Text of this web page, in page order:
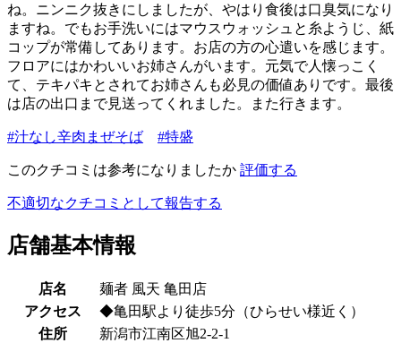
ね。ニンニク抜きにしましたが、やはり食後は口臭気になり
ますね。でもお手洗いにはマウスウォッシュと糸ようじ、紙
コップが常備してあります。お店の方の心遣いを感じます。
フロアにはかわいいお姉さんがいます。元気で人懐っこく
て、テキパキとされてお姉さんも必見の価値ありです。最後
は店の出口まで見送ってくれました。また行きます。
#汁なし辛肉まぜそば #特盛
このクチコミは参考になりましたか 評価する
不適切なクチコミとして報告する
店舗基本情報
店名
麺者 風天 亀田店
アクセス
◆亀田駅より徒歩5分（ひらせい様近く）
住所
新潟市江南区旭2-2-1